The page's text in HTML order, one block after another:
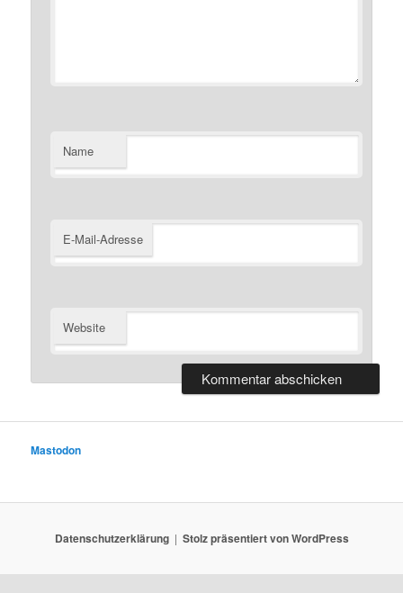
Name
E-Mail-Adresse
Website
Mastodon
Datenschutzerklärung Stolz präsentiert von WordPress